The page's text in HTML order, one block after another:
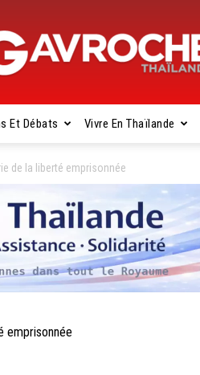
Gavroche
Thaïlande
Et Débats Vivre En Thaïlande
de la liberté emprisonnée
emprisonnée